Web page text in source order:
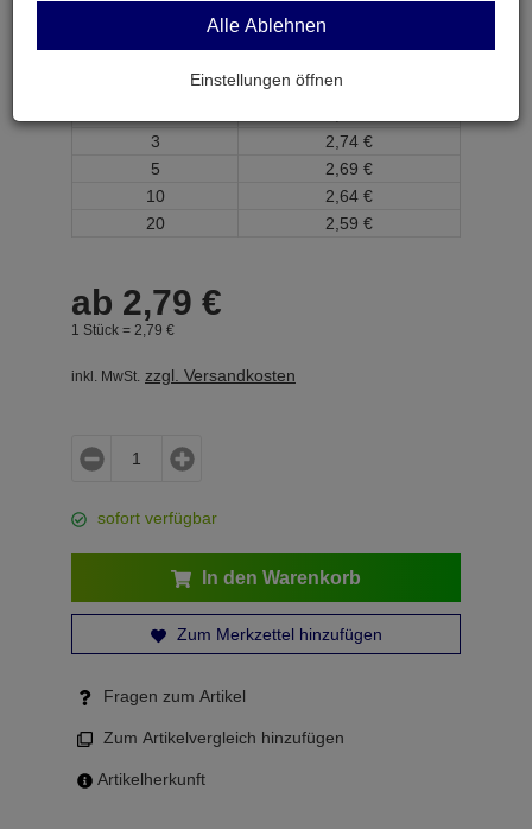
ab Menge
Preis je Stück
3
2, 74 €
5
2, 69 €
10
2, 64 €
20
2, 59 €
ab 2,79 €
1 Stück = 2, 79 €
inkl. MwSt. zzgl. Versandkosten
sofort verfügbar
In den Warenkorb
Zum Merkzettel hinzufügen
Fragen zum Artikel
Zum Artikelvergleich hinzufügen
Artikelherkunft
Alle Ablehnen
Einstellungen öffnen